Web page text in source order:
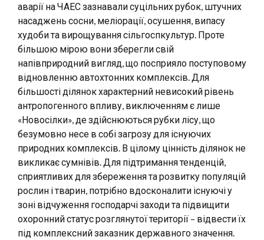
аварії на ЧАЕС зазнавали суцільних рубок, штучних
насаджень сосни, меліорації, осушення, випасу
худоби та вирощування сільгоспкультур. Проте
більшою мірою вони зберегли свій
напівприродний вигляд, що посприяло поступовому
відновленню автохтонних комплексів. Для
більшості ділянок характерний невисокий рівень
антропогенного впливу, виключенням є лише
«Новосілки», де здійснюються рубки лісу, що
безумовно несе в собі загрозу для існуючих
природних комплексів. В цілому цінність ділянок не
викликає сумнівів. Для підтримання тенденцій,
сприятливих для збереження та розвитку популяцій
рослин і тварин, потрібно вдосконалити існуючі у
зоні відчуження господарчі заходи та підвищити
охоронний статус розглянутої території – відвести їх
під комплексний заказник державного значення.